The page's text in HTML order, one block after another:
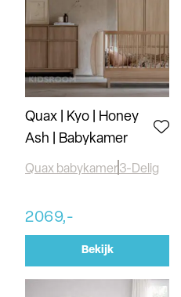
Quax | Kyo | Honey
Ash | Babykamer
Quax babykamer3-Delig
2069,-
Bekijk